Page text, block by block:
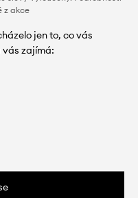
z akce
jen to, co vás
zajímá: